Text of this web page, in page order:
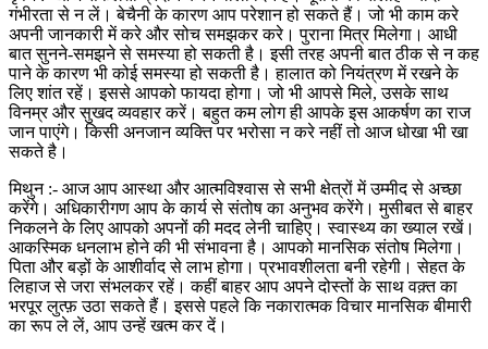
गंभीरता से न लें। बेचैनी के कारण आप परेशान हो सकते हैं। जो भी काम करे
अपनी जानकारी में करे और सोच समझकर करे। पुराना मित्र मिलेगा। आधी
बात सुनने-समझने से समस्या हो सकती है। इसी तरह अपनी बात ठीक से न कह
पाने के कारण भी कोई समस्या हो सकती है। हालात को नियंत्रण में रखने के
लिए शांत रहें। इससे आपको फायदा होगा। जो भी आपसे मिले, उसके साथ
विनम्र और सुखद व्यवहार करें। बहुत कम लोग ही आपके इस आकर्षण का राज
जान पाएंगे। किसी अनजान व्यक्ति पर भरोसा न करे नहीं तो आज धोखा भी खा
सकते है।
मिथुन :- आज आप आस्था और आत्मविश्वास से सभी क्षेत्रों में उम्मीद से अच्छा
करेंगे। अधिकारीगण आप के कार्य से संतोष का अनुभव करेंगे। मुसीबत से बाहर
निकलने के लिए आपको अपनों की मदद लेनी चाहिए। स्वास्थ्य का ख्याल रखें।
आकस्मिक धनलाभ होने की भी संभावना है। आपको मानसिक संतोष मिलेगा।
पिता और बड़ों के आशीर्वाद से लाभ होगा। प्रभावशीलता बनी रहेगी। सेहत के
लिहाज से जरा संभलकर रहें। कहीं बाहर आप अपने दोस्तों के साथ वक़्त का
भरपूर लुत्फ़ उठा सकते हैं। इससे पहले कि नकारात्मक विचार मानसिक बीमारी
का रूप ले लें, आप उन्हें खत्म कर दें।